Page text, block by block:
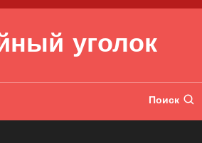
уголок
Поиск